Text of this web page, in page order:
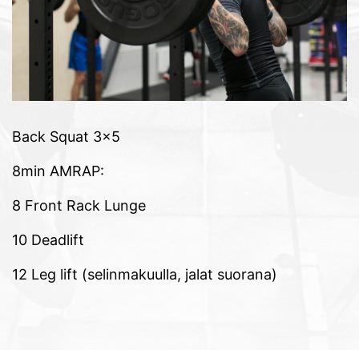
Back Squat 3×5
8min AMRAP:
8 Front Rack Lunge
10 Deadlift
12 Leg lift (selinmakuulla, jalat suorana)